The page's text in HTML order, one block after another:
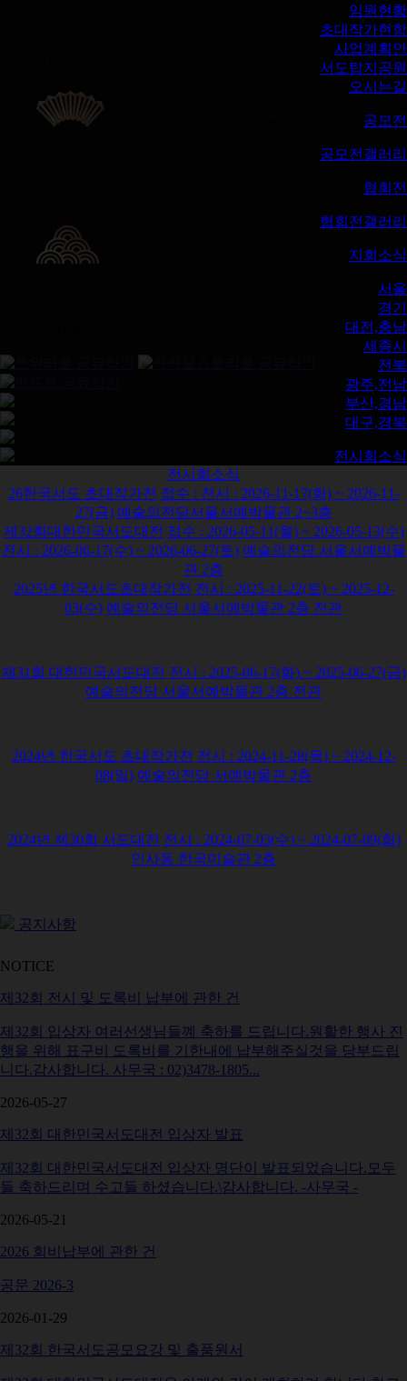
임원현황
초대작가현항
사업계획안
서도탑지공원
오시는길
공모전
공모전갤러리
협회전
협회전갤러리
지회소식
서울
경기
대전,충남
세종시
전북
광주,전남
부산,경남
대구,경북
전시회소식
전시회소식
커뮤니티
공지사항
회원동정
질문과답변
전시회소식
26한국서도 초대작가전 접수 : 전시 : 2026-11-17(화) ~ 2026-11-
27(금) 예술의전당서울서예박물관 2~3층
제32회대한민국서도대전 접수 : 2026-05-11(월) ~ 2026-05-13(수)
전시 : 2026-06-17(수) ~ 2026-06-27(토) 예술의전당 서울서예박물
관 2층
2025년 한국서도초대작가전 전시 : 2025-11-22(토) ~ 2025-12-
03(수) 예술의전당 서울서예박물관 2층 전관
제31회 대한민국서도대전 전시 : 2025-06-17(화) ~ 2025-06-27(금)
예술의전당 서울서예박물관 2층 전관
2024년 한국서도 초대작가전 전시 : 2024-11-28(목) ~ 2024-12-
08(일) 예술의전당 서예박물관 2층
2024년 제30회 서도대전 전시 : 2024-07-03(수) ~ 2024-07-09(화)
인사동 한국미술관 2층
공지사항
NOTICE
제32회 전시 및 도록비 납부에 관한 건
제32회 입상자 여러선생님들꼐 축하를 드립니다.원활한 행사 진
행을 위해 표구비 도록비를 기한내에 납부해주실것을 당부드립
니다.감사합니다. 사무국 : 02)3478-1805...
2026-05-27
제32회 대한민국서도대전 입상자 발표
제32회 대한민국서도대전 입상자 명단이 발표되었습니다.모두
들 축하드리며 수고들 하셨습니다.\감사합니다. -사무국 -
2026-05-21
2026 회비납부에 관한 건
공문 2026-3
2026-01-29
제32회 한국서도공모요강 및 출품원서